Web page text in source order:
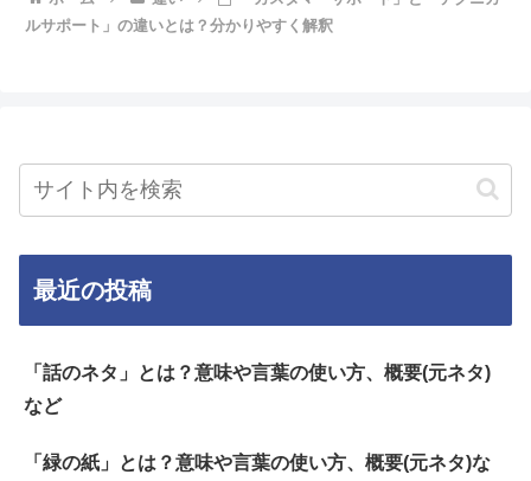
ルサポート」の違いとは？分かりやすく解釈
最近の投稿
「話のネタ」とは？意味や言葉の使い方、概要(元ネタ)
など
「緑の紙」とは？意味や言葉の使い方、概要(元ネタ)な